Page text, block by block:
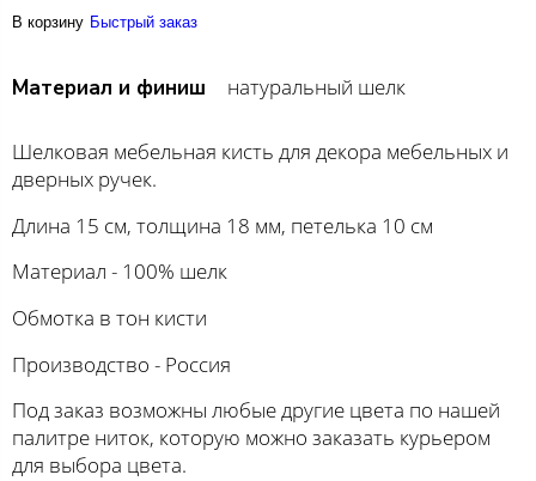
В корзину Быстрый заказ
Материал и финиш натуральный шелк
Шелковая мебельная кисть для декора мебельных и
дверных ручек.
Длина 15 см, толщина 18 мм, петелька 10 см
Материал - 100% шелк
Обмотка в тон кисти
Производство - Россия
Под заказ возможны любые другие цвета по нашей
палитре ниток, которую можно заказать курьером
для выбора цвета.